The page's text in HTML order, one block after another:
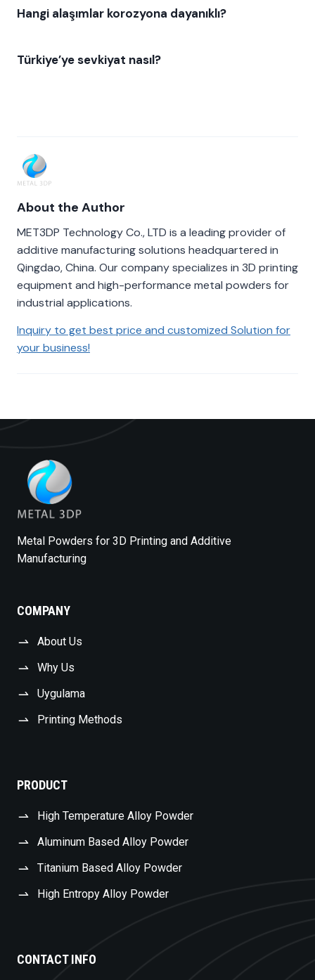
Hangi alaşımlar korozyona dayanıklı?
Türkiye’ye sevkiyat nasıl?
About the Author
MET3DP Technology Co., LTD is a leading provider of
additive manufacturing solutions headquartered in
Qingdao, China. Our company specializes in 3D printing
equipment and high-performance metal powders for
industrial applications.
Inquiry to get best price and customized Solution for
your business!
Metal Powders for 3D Printing and Additive
Manufacturing
COMPANY
About Us
Why Us
Uygulama
Printing Methods
PRODUCT
High Temperature Alloy Powder
Aluminum Based Alloy Powder
Titanium Based Alloy Powder
High Entropy Alloy Powder
CONTACT INFO